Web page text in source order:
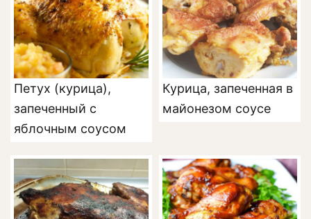
Петух (курица),
запеченный с
яблочным соусом
Курица, запеченная в
майонезом соусе